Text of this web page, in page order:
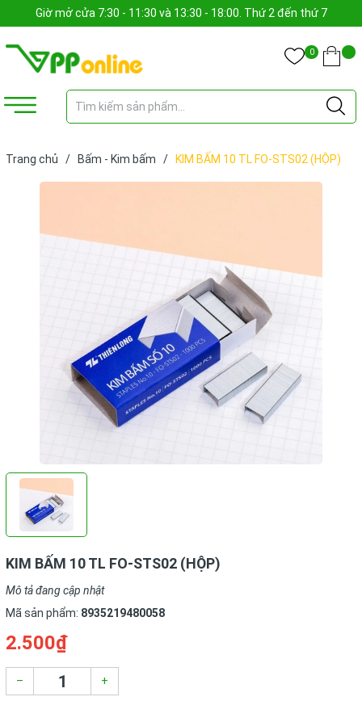
Giờ mở cửa 7:30 - 11:30 và 13:30 - 18:00. Thứ 2 đến thứ 7
0
Trang chủ / Bấm - Kim bấm / KIM BẤM 10 TL FO-STS02 (HỘP)
KIM BẤM 10 TL FO-STS02 (HỘP)
Mô tả đang cập nhật
Mã sản phẩm: 8935219480058
2.500₫
– +